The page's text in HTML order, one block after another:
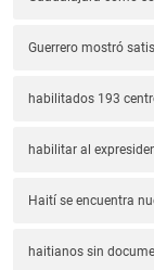
Guerrero mostró
habilitados 193
habilitar al
Haití se encuentra
haitianos sin